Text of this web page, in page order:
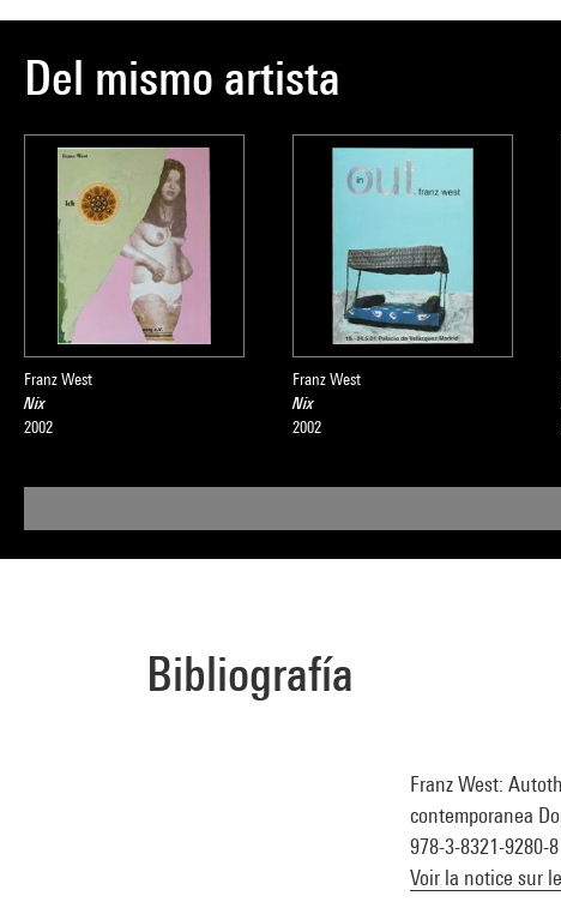
d'art moderne
,
Del mismo artista
Franz West
Nix
2002
Franz West
Nix
2002
Bibliografía
Franz West:
contemporanea
978-3-8321-9280-8
Voir la notice sur